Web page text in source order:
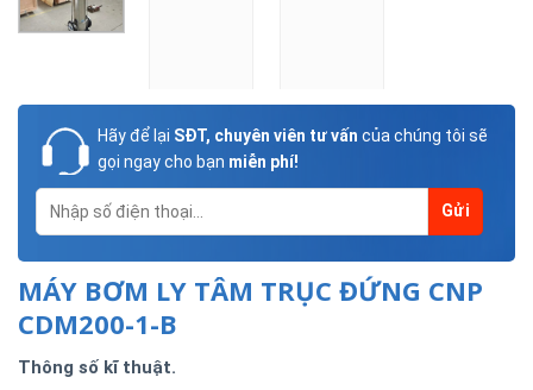
Hãy để lại SĐT, chuyên viên tư vấn của chúng tôi sẽ
gọi ngay cho bạn miễn phí!
MÁY BƠM LY TÂM TRỤC ĐỨNG CNP
CDM200-1-B
Thông số kĩ thuật.